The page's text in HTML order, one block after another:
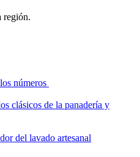
región.
números
clásicos de la panadería y
del lavado artesanal